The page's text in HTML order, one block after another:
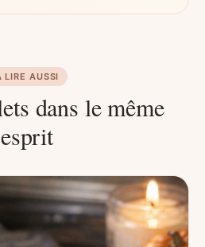
LIRE AUSSI
dans le même
esprit